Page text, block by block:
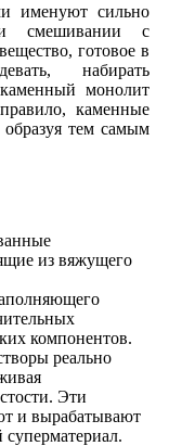
именуют сильно
смешивании с
готовое в
набирать
монолит
каменные
тем самым
из вяжущего
компонентов.
реально
Эти
и вырабатывают